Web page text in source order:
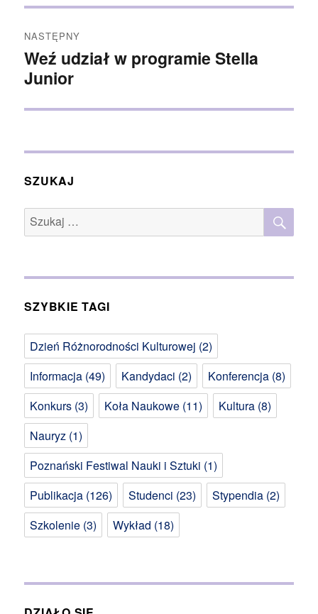
NASTĘPNY
Następny
wpis:
Weź udział w programie Stella
Junior
SZUKAJ
SZYBKIE TAGI
Dzień Różnorodności Kulturowej (2)
Informacja (49) Kandydaci (2) Konferencja (8)
Konkurs (3) Koła Naukowe (11) Kultura (8)
Nauryz (1)
Poznański Festiwal Nauki i Sztuki (1)
Publikacja (126) Studenci (23) Stypendia (2)
Szkolenie (3) Wykład (18)